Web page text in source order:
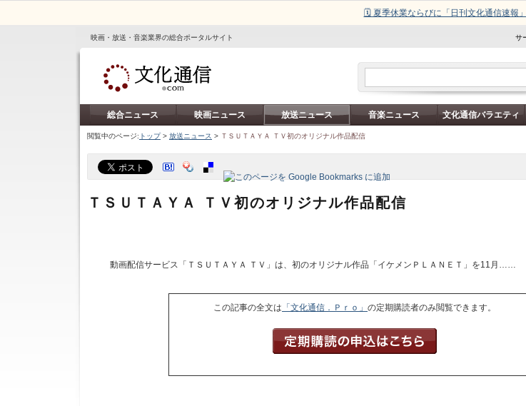
🗓️ 夏季休業ならびに「日刊文化通信速報
映画・放送・音楽業界の総合ポータルサイト サ
総合ニュース 映画ニュース 放送ニュース 音楽ニュース 文化通信バラエティ
閲覧中のページ: トップ> 放送ニュース > ＴＳＵＴＡＹＡ ＴＶ初のオリジナル作品配信
ＴＳＵＴＡＹＡ ＴＶ初のオリジナル作品配信
動画配信サービス「ＴＳＵＴＡＹＡ ＴＶ」は、初のオリジナル作品「イケメンＰＬＡＮＥＴ」を11月……
この記事の全文は 「文化通信．Ｐｒｏ」 の定期購読者のみ閲覧できます。